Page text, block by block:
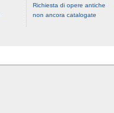
Richiesta di opere antiche
non ancora catalogate